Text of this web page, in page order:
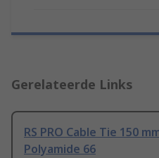
Gerelateerde Links
RS PRO Cable Tie 150
Polyamide 66